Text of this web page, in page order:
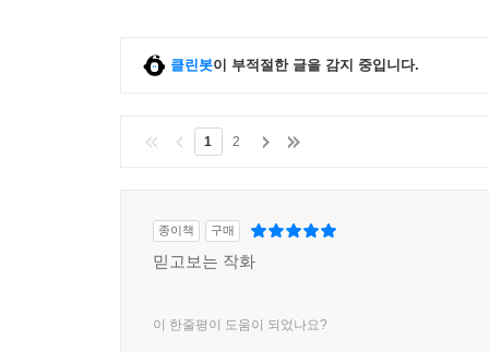
클린봇이 부적절한 글을 감지 중입니다.
1 2
종이책 구매
믿고보는 작화
이 한줄평이 도움이 되었나요?